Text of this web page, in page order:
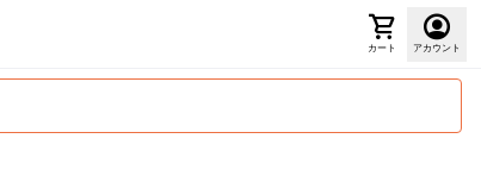
カート アカウント